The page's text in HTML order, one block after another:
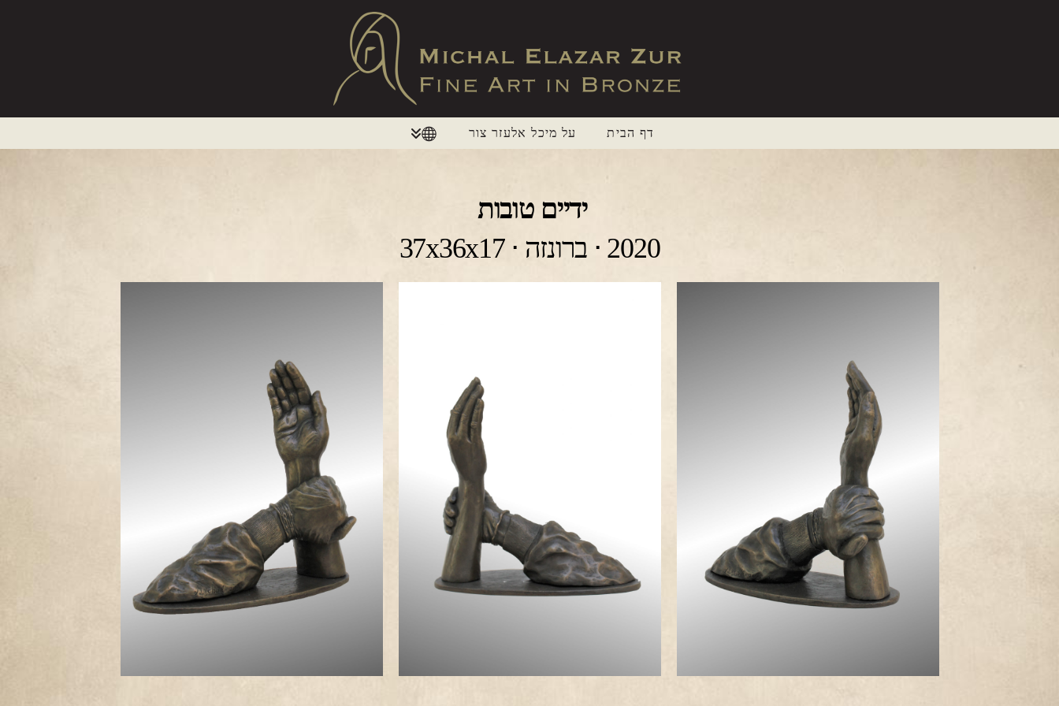
דף הבית על מיכל אלעזר צור
ידיים טובות
2020 ⋅ ברונזה ⋅ 37x36x17